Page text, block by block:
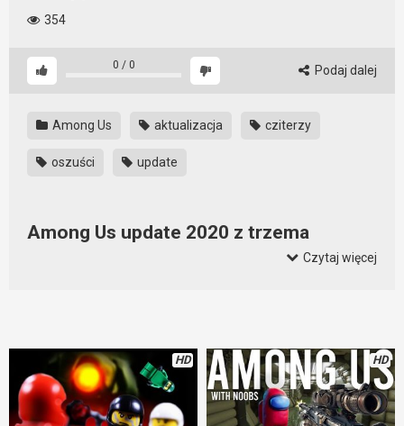
354
0 / 0 Podaj dalej
Among Us aktualizacja cziterzy
oszuści update
Among Us update 2020 z trzema
możliwość wyboru opcji anonimowego głosowania przez
hosta gry. I już nie będzie wiadomo jak kto głosował. Czyli nie
będzie głosowania odwetowego. Dobra zmiana. Można
będzie też zmienić częstotliwość z jaką pojawiać się będzie
Czytaj więcej
HD HD